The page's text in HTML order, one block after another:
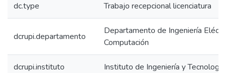
dc.type Trabajo recepcional licenciatura
dcrupi.departamento
Departamento de Ingeniería
Computación
dcrupi.instituto Instituto de Ingeniería y Tecnología